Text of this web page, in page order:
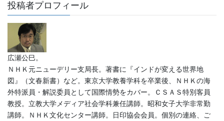
投稿者プロフィール
広瀬公巳。
ＮＨＫ元ニューデリー支局長。著書に『インドが変える世界地
図』（文春新書）など。東京大学教養学科を卒業後、ＮＨＫの海
外特派員・解説委員として国際情勢をカバー。ＣＳＡＳ特別客員
教授。立教大学メディア社会学科兼任講師。昭和女子大学非常勤
講師。ＮＨＫ文化センター講師。日印協会会員。個別の連絡、ご